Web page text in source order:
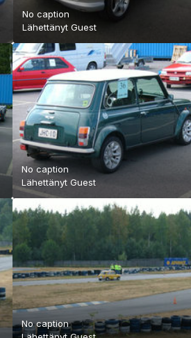
No caption
Lähettänyt Guest
No caption
Lähettänyt Guest
No caption